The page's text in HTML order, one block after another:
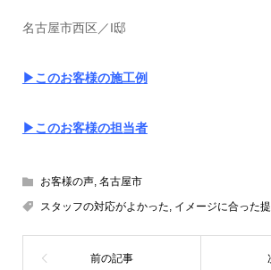
名古屋市西区／I邸
▶このお客様の施工例
▶このお客様の担当者
お客様の声, 名古屋市
スタッフの対応がよかった イメージに合った